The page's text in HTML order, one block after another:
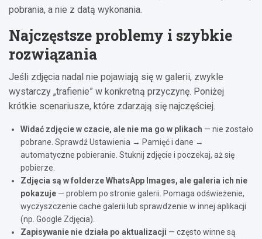
pobrania, a nie z datą wykonania.
Najczęstsze problemy i szybkie
rozwiązania
Jeśli zdjęcia nadal nie pojawiają się w galerii, zwykle
wystarczy „trafienie” w konkretną przyczynę. Poniżej
krótkie scenariusze, które zdarzają się najczęściej.
Widać zdjęcie w czacie, ale nie ma go w plikach — nie zostało
pobrane. Sprawdź Ustawienia → Pamięć i dane →
automatyczne pobieranie. Stuknij zdjęcie i poczekaj, aż się
pobierze.
Zdjęcia są w folderze WhatsApp Images, ale galeria ich nie
pokazuje — problem po stronie galerii. Pomaga odświeżenie,
wyczyszczenie cache galerii lub sprawdzenie w innej aplikacji
(np. Google Zdjęcia).
Zapisywanie nie działa po aktualizacji — często winne są